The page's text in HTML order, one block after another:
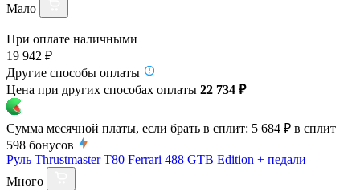
Мало
При оплате наличными
19 942 ₽
Другие способы оплаты
Цена при других способах оплаты 22 734 ₽
Сумма месячной платы, если брать в сплит: 5 684 ₽ в сплит
598 бонусов
Руль Thrustmaster T80 Ferrari 488 GTB Edition + педали
Много